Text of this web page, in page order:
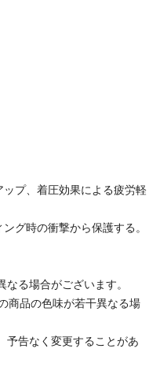
プ、着圧効果による疲労軽
グ時の衝撃から保護する。
る場合がございます。
商品の色味が若干異なる場
予告なく変更することがあ